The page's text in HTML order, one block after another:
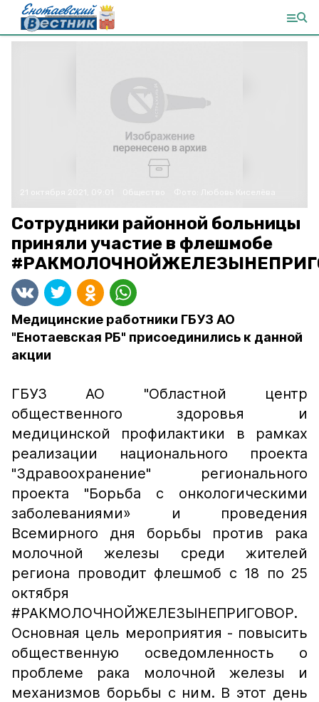
Сотрудники районной больницы
приняли участие в флешмобе
Медицинские работники ГБУЗ АО
"Енотаевская РБ" присоединились к данной
акции
ГБУЗ АО "Областной центр
общественного здоровья и
медицинской профилактики в рамках
реализации национального проекта
"Здравоохранение" регионального
проекта "Борьба с онкологическими
заболеваниями» и проведения
Всемирного дня борьбы против рака
молочной железы среди жителей
региона проводит флешмоб с 18 по 25
октября
#РАКМОЛОЧНОЙЖЕЛЕЗЫНЕПРИГОВОР.
Основная цель мероприятия - повысить
общественную осведомленность о
проблеме рака молочной железы и
механизмов борьбы с ним. В этот день